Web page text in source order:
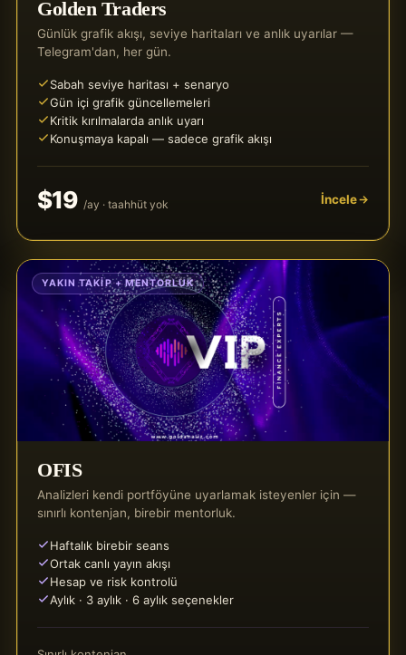
Golden Traders
Günlük grafik akışı, seviye haritaları ve anlık uyarılar —
Telegram'dan, her gün.
Sabah seviye haritası + senaryo
Gün içi grafik güncellemeleri
Kritik kırılmalarda anlık uyarı
Konuşmaya kapalı — sadece grafik akışı
$19 /ay · taahhüt yok İncele
YAKIN TAKIP + MENTORLUK
OFIS
Analizleri kendi portföyüne uyarlamak isteyenler için —
sınırlı kontenjan, birebir mentorluk.
Haftalık birebir seans
Ortak canlı yayın akışı
Hesap ve risk kontrolü
Aylık · 3 aylık · 6 aylık seçenekler